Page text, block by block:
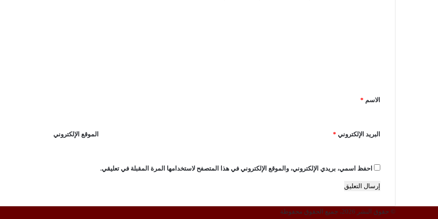
قالاسم *
البريد الإلكتروني * الموقع الإلكتروني
احفظ اسمي، بريدي الإلكتروني، والموقع الإلكتروني في هذا المتصفح لاستخدامها المرة المقبلة في تعليقي.
© حقوق النشر 2026، جميع الحقوق محفوظة